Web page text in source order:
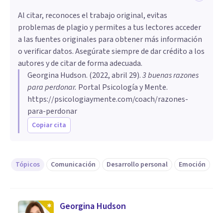
Al citar, reconoces el trabajo original, evitas
problemas de plagio y permites a tus lectores acceder
a las fuentes originales para obtener más información
o verificar datos. Asegúrate siempre de dar crédito a los
autores y de citar de forma adecuada.
Georgina Hudson. (2022, abril 29).3 buenas razones
para perdonar. Portal Psicología y Mente.
https://psicologiaymente.com/coach/razones-
para-perdonar
Copiar cita
Tópicos Comunicación Desarrollo personal Emoción
Georgina Hudson